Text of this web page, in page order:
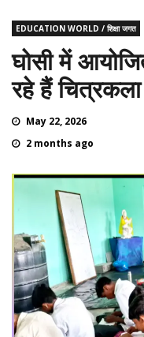
EDUCATION WORLD / शिक्षा जगत
घोसी में
रहे हैं
May 22, 2026
2 months ago